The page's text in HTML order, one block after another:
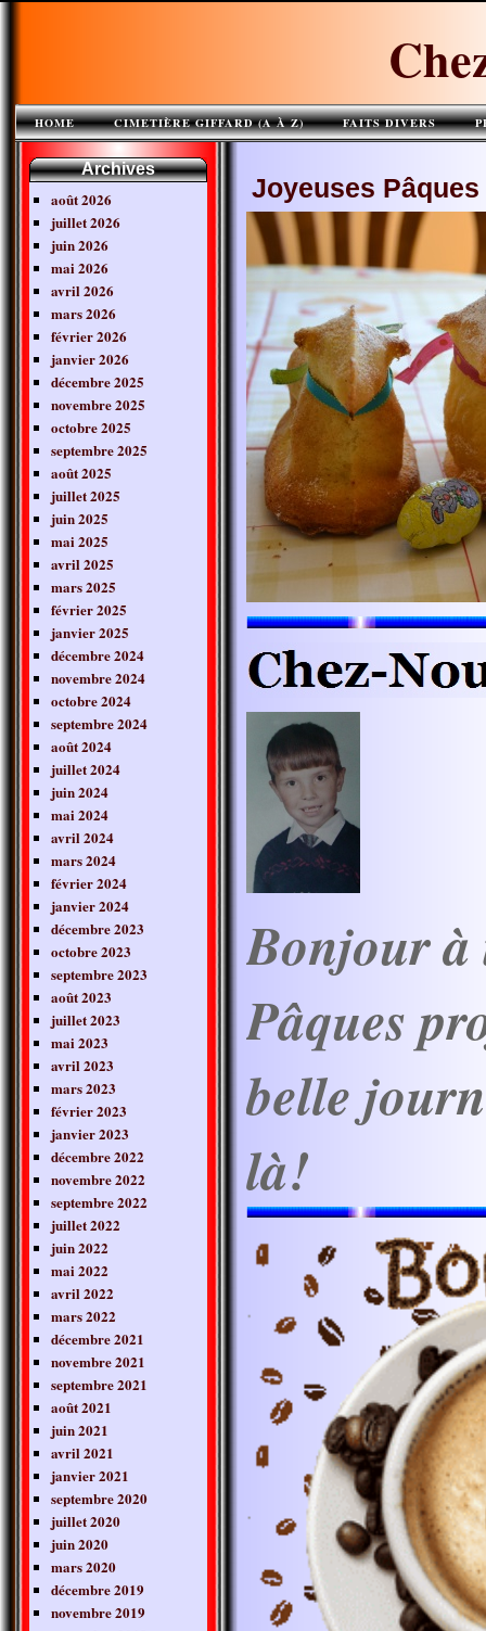
HOME CIMETIÈRE GIFFARD (A À Z) FAITS DIVERS
Archives
août 2026
juillet 2026
juin 2026
mai 2026
avril 2026
mars 2026
février 2026
janvier 2026
décembre 2025
novembre 2025
octobre 2025
septembre 2025
août 2025
juillet 2025
juin 2025
mai 2025
avril 2025
mars 2025
février 2025
janvier 2025
décembre 2024
novembre 2024
octobre 2024
septembre 2024
août 2024
juillet 2024
juin 2024
mai 2024
avril 2024
mars 2024
février 2024
janvier 2024
décembre 2023
octobre 2023
septembre 2023
août 2023
juillet 2023
mai 2023
avril 2023
mars 2023
février 2023
janvier 2023
décembre 2022
novembre 2022
septembre 2022
juillet 2022
juin 2022
mai 2022
avril 2022
mars 2022
décembre 2021
novembre 2021
septembre 2021
août 2021
juin 2021
avril 2021
janvier 2021
septembre 2020
juillet 2020
juin 2020
mars 2020
décembre 2019
novembre 2019
Joyeuses Pâques
Bonjour à
Pâques
belle
là!